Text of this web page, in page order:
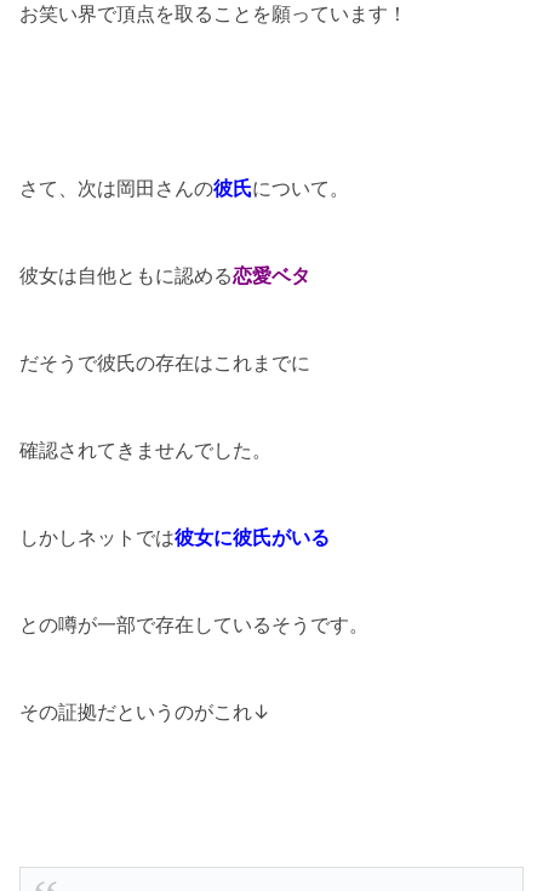
お笑い界で頂点を取ることを願っています！
さて、次は岡田さんの彼氏について。
彼女は自他ともに認める恋愛ベタ
だそうで彼氏の存在はこれまでに
確認されてきませんでした。
しかしネットでは彼女に彼氏がいる
との噂が一部で存在しているそうです。
その証拠だというのがこれ↓